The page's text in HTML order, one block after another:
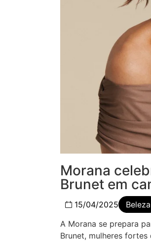
Morana
Brunet em
15/04/2025 Beleza
A Morana se prepara
Brunet, mulheres